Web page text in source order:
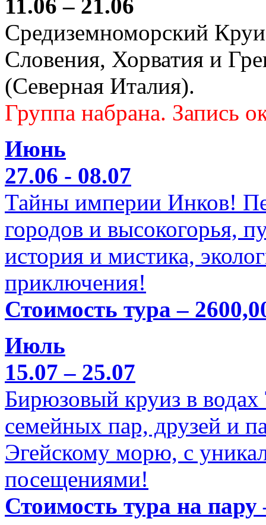
11.06 – 21.06
Средиземноморский
Словения, Хорватия и
(Северная Италия).
Группа набрана. Запись
Июнь
27.06 - 08.07
Тайны империи Инков!
городов и высокогорья,
история и мистика,
приключения!
Стоимость тура –
Июль
15.07 – 25.07
Бирюзовый круиз в
семейных пар, друзей и
Эгейскому морю, с
посещениями!
Стоимость тура на пару